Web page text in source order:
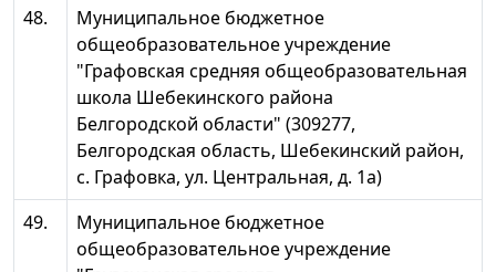
48.
Муниципальное бюджетное
общеобразовательное учреждение
"Графовская средняя общеобразовательная
школа Шебекинского района
Белгородской области" (309277,
Белгородская область, Шебекинский район,
с. Графовка, ул. Центральная, д. 1а)
49.
Муниципальное бюджетное
общеобразовательное учреждение